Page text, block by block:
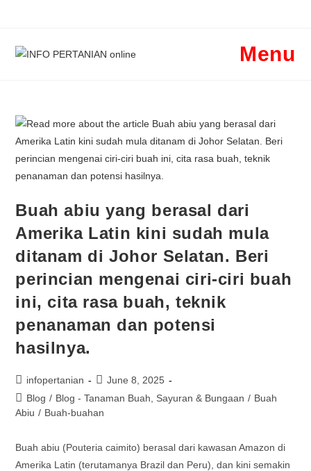
Menu
Buah abiu yang berasal dari
Amerika Latin kini sudah mula
ditanam di Johor Selatan. Beri
perincian mengenai ciri-ciri buah
ini, cita rasa buah, teknik
penanaman dan potensi
hasilnya.
infopertanian
June 8, 2025
Blog / Blog - Tanaman Buah, Sayuran & Bungaan / Buah
Abiu / Buah-buahan
Buah abiu (Pouteria caimito) berasal dari kawasan Amazon di
Amerika Latin (terutamanya Brazil dan Peru), dan kini semakin